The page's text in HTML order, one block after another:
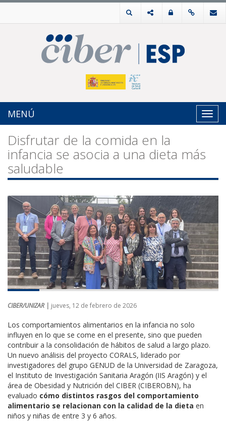
MENÚ
Disfrutar de la comida en la
infancia se asocia a una dieta más
saludable
CIBER/UNIZAR | jueves, 12 de febrero de 2026
Los comportamientos alimentarios en la infancia no solo
influyen en lo que se come en el presente, sino que pueden
contribuir a la consolidación de hábitos de salud a largo plazo.
Un nuevo análisis del proyecto CORALS, liderado por
investigadores del grupo GENUD de la Universidad de Zaragoza,
el Instituto de Investigación Sanitaria Aragón (IIS Aragón) y el
área de Obesidad y Nutrición del CIBER (CIBEROBN), ha
evaluado cómo distintos rasgos del comportamiento
alimentario se relacionan con la calidad de la dieta en
niños y niñas de entre 3 y 6 años.